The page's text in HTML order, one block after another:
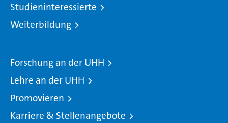
Studieninteressierte
Weiterbildung
Forschung an der UHH
Lehre an der UHH
Promovieren
Karriere & Stellenangebote